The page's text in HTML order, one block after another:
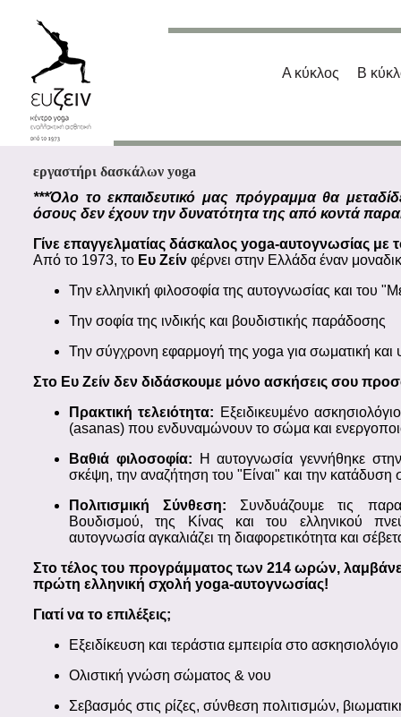
Α κύκλος Β
εργαστήρι δασκάλων yoga
***Όλο το εκπαιδευτικό μας πρόγραμμα θα
όσους δεν έχουν την δυνατότητα της από κοντά
Γίνε επαγγελματίας δάσκαλος yoga-αυτογνωσίας με
Από το 1973, το Ευ Ζείν φέρνει στην Ελλάδα έναν
Την ελληνική φιλοσοφία της αυτογνωσίας και του
Την σοφία της ινδικής και βουδιστικής παράδοσης
Την σύγχρονη εφαρμογή της yoga για σωματική και
Στο Ευ Ζείν δεν διδάσκουμε μόνο ασκήσεις σου
Πρακτική τελειότητα: Εξειδικευμένο
(asanas) που ενδυναμώνουν το σώμα και
Βαθιά φιλοσοφία: Η αυτογνωσία γεννήθηκε
σκέψη, την αναζήτηση του "Είναι" και την κατάδυση
Πολιτισμική Σύνθεση: Συνδυάζουμε τις
Βουδισμού, της Κίνας και του ελληνικού
αυτογνωσία αγκαλιάζει τη διαφορετικότητα και
Στο τέλος του προγράμματος των 214 ωρών,
πρώτη ελληνική σχολή yoga-αυτογνωσίας!
Γιατί να το επιλέξεις;
Εξειδίκευση και τεράστια εμπειρία στο
Ολιστική γνώση σώματος & νου
Σεβασμός στις ρίζες, σύνθεση πολιτισμών,